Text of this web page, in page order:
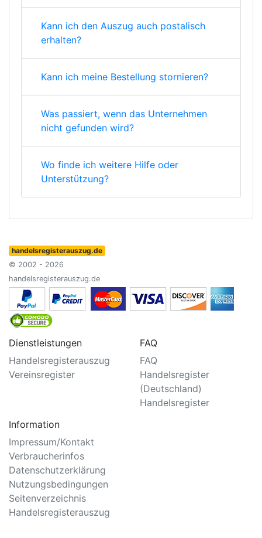
Kann ich den Auszug auch postalisch
erhalten?
Kann ich meine Bestellung stornieren?
Was passiert, wenn das Unternehmen
nicht gefunden wird?
Wo finde ich weitere Hilfe oder
Unterstützung?
handelsregisterauszug.de
© 2002 - 2026
handelsregisterauszug.de
Dienstleistungen
Handelsregisterauszug
Vereinsregister
FAQ
FAQ
Handelsregister
(Deutschland)
Handelsregister
Information
Impressum/Kontakt
Verbraucherinfos
Datenschutzerklärung
Nutzungsbedingungen
Seitenverzeichnis
Handelsregisterauszug